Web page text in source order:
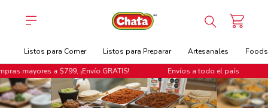
Listos para Comer Listos para Preparar Artesanales
mayores a $799, ¡Envío GRATIS! Envíos a todo el país